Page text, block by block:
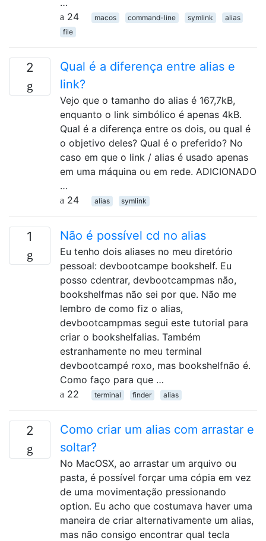
24
macos command-line symlink
alias
file
2
Qual é a diferença entre alias e
link?
Vejo que o tamanho do alias é 167,7kB,
enquanto o link simbólico é apenas 4kB.
Qual é a diferença entre os dois, ou qual é
o objetivo deles? Qual é o preferido? No
caso em que o link / alias é usado apenas
em uma máquina ou em rede. ADICIONADO
…
24
alias symlink
1 Não é possível cd no alias
Eu tenho dois aliases no meu diretório
pessoal: devbootcampe bookshelf. Eu
posso cdentrar, devbootcampmas não,
bookshelfmas não sei por que. Não me
lembro de como fiz o alias,
devbootcampmas segui este tutorial para
criar o bookshelfalias. Também
estranhamente no meu terminal
devbootcampé roxo, mas bookshelfnão é.
Como faço para que …
22
terminal finder alias
2
Como criar um alias com arrastar e
soltar?
No MacOSX, ao arrastar um arquivo ou
pasta, é possível forçar uma cópia em vez
de uma movimentação pressionando
option. Eu acho que costumava haver uma
maneira de criar alternativamente um alias,
mas não consigo encontrar qual tecla